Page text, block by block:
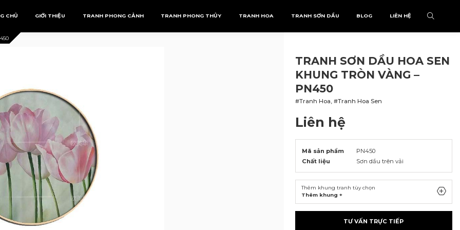
CHỦ GIỚI THIỆU TRANH PHONG CẢNH TRANH PHONG THỦY
Tranh Rồng
TRANH HOA TRANH SƠN DẦU BLOG LIÊN HỆ
TRANH SƠN DẦU HOA SEN
KHUNG TRÒN VÀNG –
PN450
#Tranh Hoa, #Tranh Hoa Sen
Liên hệ
Mã sản phẩm
PN450
Chất liệu
Sơn dầu trên vải
Thêm khung tranh tùy chọn
Thêm khung +
TƯ VẤN TRỰC TIẾP